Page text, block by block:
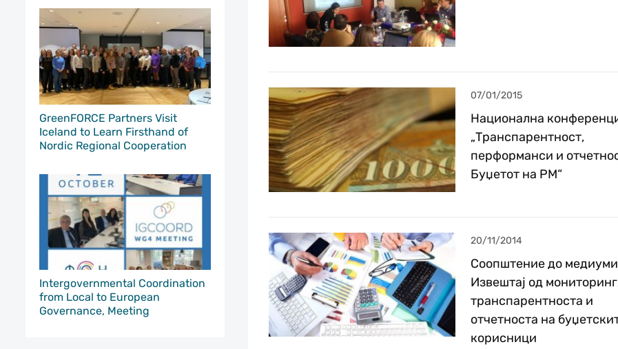
GreenFORCE Partners Visit
Iceland to Learn Firsthand of
Nordic Regional Cooperation
Intergovernmental Coordination
from Local to European
Governance, Meeting
07/01/2015
Национална
„Транспарентност,
перформанси и
Буџетот на РМ“
20/11/2014
Соопштение до
Извештај од
транспарентноста и
отчетноста на
корисници